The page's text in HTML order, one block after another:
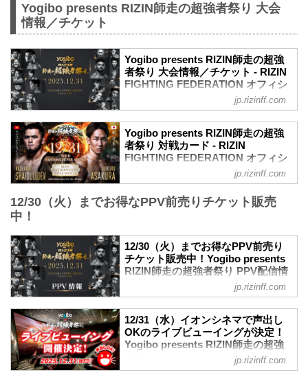
師走の超強者祭りのグッズ販売ブース情
会場だけで販売される限定グッズも多数
ブースへ立ち寄ろう！
販売日時
2025年12月31日（水）8:30〜
※場外特設テント（会場外）はチケット
がなくてもご購入いただけます。
ブース場所
さいたまスーパーアリーナ 場外特設テン
ト（会場外）・場内Aゲート付近
グッズ販売ブース 概要
新作アイテムが続々登場！ポスタ...
Yogibo presents RIZIN師走の超強者祭り 大会
情報／チケット
Yogibo presents RIZIN師走の超強
者祭り 大会情報／チケット - RIZIN
FIGHTING FEDERATION オフィシ
ご案内
「Yogibo presents RIZIN師走の超強者祭
り」におきまして、会場の演出プラン変
えにくいお席となる（以前の大会にてス
テージサイドS席31900円、ステージサイ
ドA席15400円のお席位置に該当する）お
差額の1100円の返金をさせていただく事
を決定いたしました。
返金に関する詳細につきまして、イープ
ラス、ぴあをご利用のお客様につ...
jp.rizinff.com
Yogibo presents RIZIN師走の超強
者祭り 対戦カード - RIZIN
FIGHTING FEDERATION オフィシ
RIZINマッチメイク担当のチャーリーが対
ば、試合観戦がもっと楽しくなる！観戦
前に是非チェックしておこう！
【見所解説】RIZIN 師走の超強者祭り |
チャーリーガイド | ラジャブアリ・シェ
youtu.be
試合順
第15試合 フェザー級タイトルマッチ／ラ
ジャブアリ・シェイドゥラエフ vs. 朝倉
未来
jp.rizinff.com
12/30（火）までお得なPPV前売りチケット販売
中！
12/30（火）までお得なPPV前売り
チケット販売中！Yogibo presents
RIZIN師走の超強者祭り PPV配信情
FEDERATION オフィシャルサイト
Yogibo presents RIZIN師走の超強者祭り
のPPV配信チケットが、12月4日（木）
12時よりRIZIN 100 CLUB、RIZIN LIVE、
ABEMA、U-NEXTにて販売がスタートし
たぞ！（※スカパー！は12/5(金)販売開
jp.rizinff.com
12/31（水）イオンシネマで声出し
OKのライブビューイングが決定！
Yogibo presents RIZIN師走の超強
者祭り - RIZIN FIGHTING
FEDERATION オフィシャルサイト
jp.rizinff.com